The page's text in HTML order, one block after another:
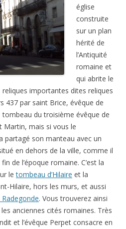
église
construite
sur un plan
hérité de
l’Antiquité
romaine et
qui abrite le
importantes dites reliques
437 par saint Brice, évêque de
tombeau du troisième évêque de
Martin, mais si vous le
partagé son manteau avec un
en dehors de la ville, comme il
de l’époque romaine. C’est la
letombeau d’Hilaire et la
Hilaire, hors les murs, et aussi
. Vous trouverez ainsi
anciennes cités romaines. Très
et l’évêque Perpet consacre en